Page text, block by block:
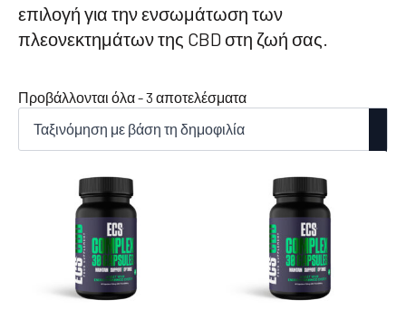
επιλογή για την ενσωμάτωση των
πλεονεκτημάτων της CBD στη ζωή σας.
Προβάλλονται όλα - 3 αποτελέσματαΤαξινόμηση